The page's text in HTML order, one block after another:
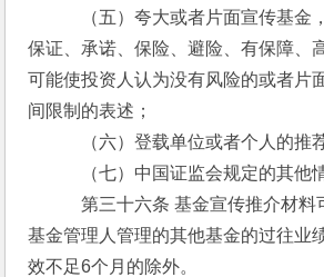
（五）夸大或者片面宣传基金，
保证、承诺、保险、避险、有保障、
可能使投资人认为没有风险的或者片
间限制的表述；
（六）登载单位或者个人的推荐
（七）中国证监会规定的其他情
第三十六条 基金宣传推介材料可
基金管理人管理的其他基金的过往业
效不足6个月的除外。